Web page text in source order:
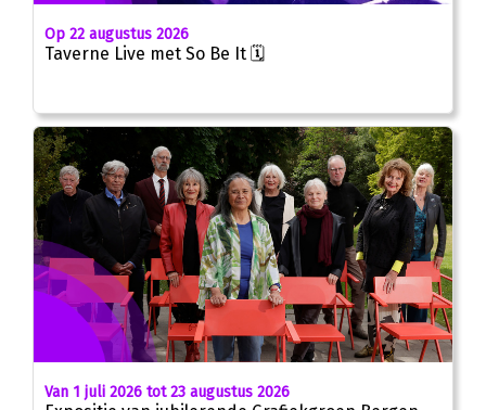
Op 22 augustus 2026
Taverne Live met So Be It 🗓
Van 1 juli 2026 tot 23 augustus 2026